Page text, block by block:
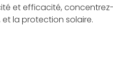
et efficacité,
et la protection solaire.